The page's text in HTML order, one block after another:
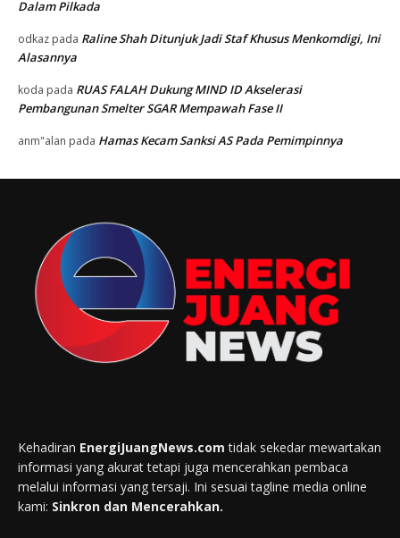
Dalam Pilkada
odkaz pada Raline Shah Ditunjuk Jadi Staf Khusus Menkomdigi, Ini
Alasannya
koda pada RUAS FALAH Dukung MIND ID Akselerasi
Pembangunan Smelter SGAR Mempawah Fase II
anm"alan pada Hamas Kecam Sanksi AS Pada Pemimpinnya
Kehadiran EnergiJuangNews.com tidak sekedar mewartakan
informasi yang akurat tetapi juga mencerahkan pembaca
melalui informasi yang tersaji. Ini sesuai tagline media online
kami: Sinkron dan Mencerahkan.